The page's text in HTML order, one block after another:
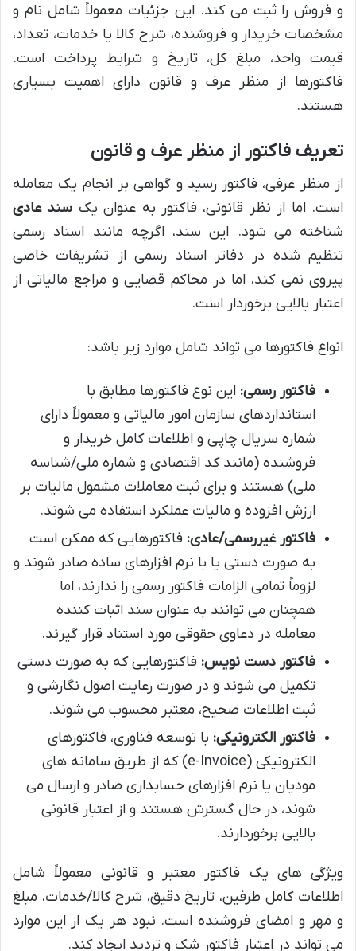
و فروش را ثبت می کند. این جزئیات معمولاً شامل نام و
مشخصات خریدار و فروشنده، شرح کالا یا خدمات، تعداد،
قیمت واحد، مبلغ کل، تاریخ و شرایط پرداخت است.
فاکتورها از منظر عرف و قانون دارای اهمیت بسیاری
هستند.
تعریف فاکتور از منظر عرف و قانون
از منظر عرفی، فاکتور رسید و گواهی بر انجام یک معامله
است. اما از نظر قانونی، فاکتور به عنوان یک سند عادی
شناخته می شود. این سند، اگرچه مانند اسناد رسمی
تنظیم شده در دفاتر اسناد رسمی از تشریفات خاصی
پیروی نمی کند، اما در محاکم قضایی و مراجع مالیاتی از
اعتبار بالایی برخوردار است.
انواع فاکتورها می تواند شامل موارد زیر باشد:
فاکتور رسمی: این نوع فاکتورها مطابق با
استانداردهای سازمان امور مالیاتی و معمولاً دارای
شماره سریال چاپی و اطلاعات کامل خریدار و
فروشنده (مانند کد اقتصادی و شماره ملی/شناسه
ملی) هستند و برای ثبت معاملات مشمول مالیات بر
ارزش افزوده و مالیات عملکرد استفاده می شوند.
فاکتور غیررسمی/عادی: فاکتورهایی که ممکن است
به صورت دستی یا با نرم افزارهای ساده صادر شوند و
لزوماً تمامی الزامات فاکتور رسمی را ندارند، اما
همچنان می توانند به عنوان سند اثبات کننده
معامله در دعاوی حقوقی مورد استناد قرار گیرند.
فاکتور دست نویس: فاکتورهایی که به صورت دستی
تکمیل می شوند و در صورت رعایت اصول نگارشی و
ثبت اطلاعات صحیح، معتبر محسوب می شوند.
فاکتور الکترونیکی: با توسعه فناوری، فاکتورهای
الکترونیکی (e-Invoice) که از طریق سامانه های
مودیان یا نرم افزارهای حسابداری صادر و ارسال می
شوند، در حال گسترش هستند و از اعتبار قانونی
بالایی برخوردارند.
ویژگی های یک فاکتور معتبر و قانونی معمولاً شامل
اطلاعات کامل طرفین، تاریخ دقیق، شرح کالا/خدمات، مبلغ
و مهر و امضای فروشنده است. نبود هر یک از این موارد
می تواند در اعتبار فاکتور شک و تردید ایجاد کند.